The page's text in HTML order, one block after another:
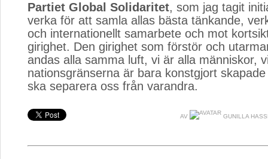
Partiet Global Solidaritet, som jag tagit
verka för att samla allas bästa tänkande,
och internationellt samarbete och mot
girighet. Den girighet som förstör och
andas alla samma luft, vi är alla människor,
nationsgränserna är bara konstgjort
ska separera oss från varandra.
AV GUNILLA